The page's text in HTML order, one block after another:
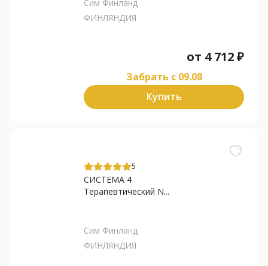
Сим Финланд
ФИНЛЯНДИЯ
от 4 712₽
Забрать c 09.08
Купить
5
СИСТЕМА 4
Терапевтический N...
Сим Финланд
ФИНЛЯНДИЯ